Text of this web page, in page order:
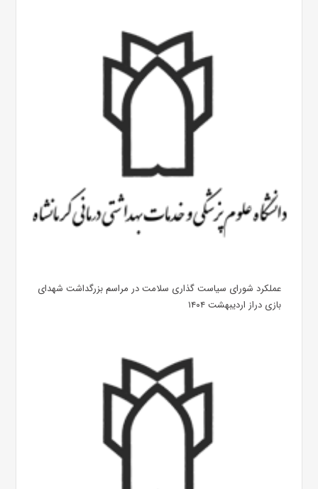
عملکرد شورای سیاست گذاری سلامت در مراسم بزرگداشت شهدای
بازی دراز اردیبهشت ۱۴۰۴